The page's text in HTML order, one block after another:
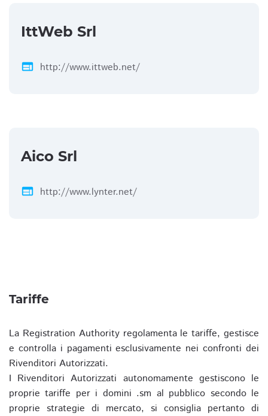
IttWeb Srl
web http://www.ittweb.net/
Aico Srl
web http://www.lynter.net/
Tariffe
La Registration Authority regolamenta le tariffe, gestisce
e controlla i pagamenti esclusivamente nei confronti dei
Rivenditori Autorizzati.
I Rivenditori Autorizzati autonomamente gestiscono le
proprie tariffe per i domini .sm al pubblico secondo le
proprie strategie di mercato, si consiglia pertanto di